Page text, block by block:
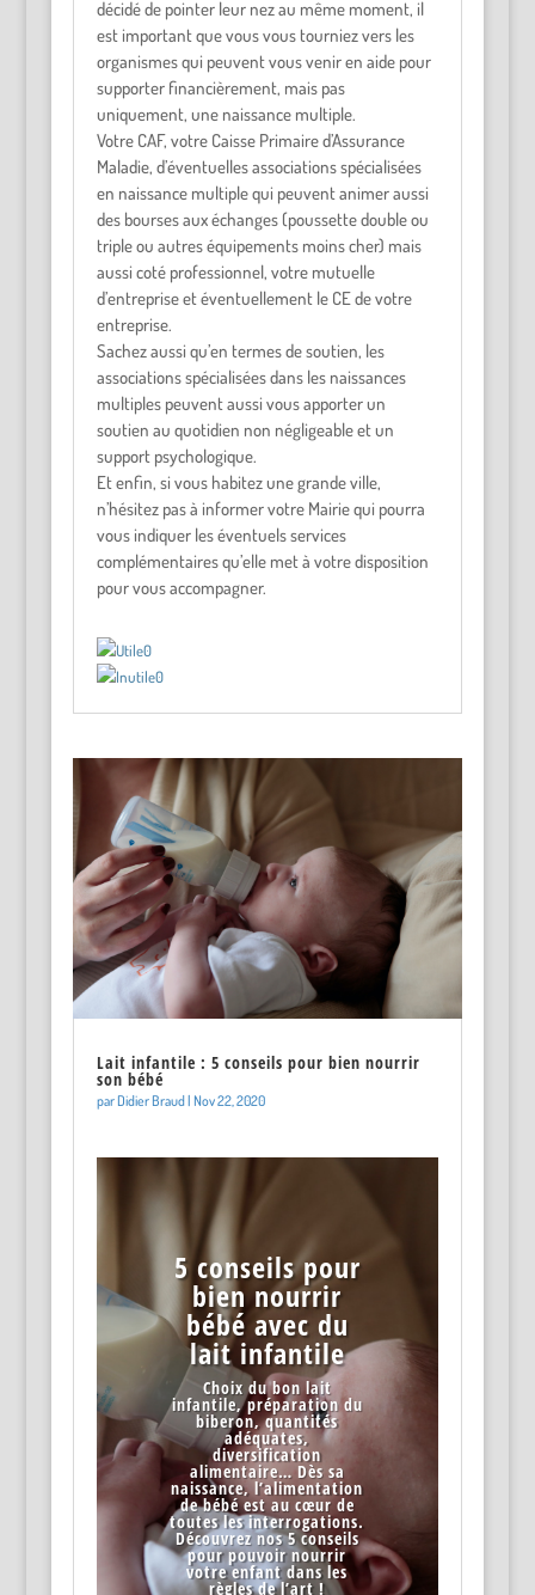
décidé de pointer leur nez au même moment, il
est important que vous vous tourniez vers les
organismes qui peuvent vous venir en aide pour
supporter financièrement, mais pas
uniquement, une naissance multiple.
Votre CAF, votre Caisse Primaire d’Assurance
Maladie, d’éventuelles associations spécialisées
en naissance multiple qui peuvent animer aussi
des bourses aux échanges (poussette double ou
triple ou autres équipements moins cher) mais
aussi coté professionnel, votre mutuelle
d’entreprise et éventuellement le CE de votre
entreprise.
Sachez aussi qu’en termes de soutien, les
associations spécialisées dans les naissances
multiples peuvent aussi vous apporter un
soutien au quotidien non négligeable et un
support psychologique.
Et enfin, si vous habitez une grande ville,
n’hésitez pas à informer votre Mairie qui pourra
vous indiquer les éventuels services
complémentaires qu’elle met à votre disposition
pour vous accompagner.
0
0
Lait infantile : 5 conseils pour bien nourrir
son bébé
parDidier Braud| Nov 22, 2020
5 conseils pour
bien nourrir
bébé avec du
lait infantile
Choix du bon lait
infantile, préparation du
biberon, quantités
adéquates,
diversification
alimentaire… Dès sa
naissance, l’alimentation
de bébé est au cœur de
toutes les interrogations.
Découvrez nos 5 conseils
pour pouvoir nourrir
votre enfant dans les
règles de l’art !